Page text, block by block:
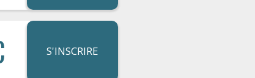
S'INSCRIRE